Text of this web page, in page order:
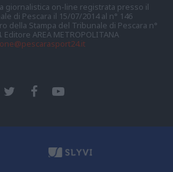
giornalistica on-line registrata presso il
di Pescara il 15/07/2014 al n° 146
della Stampa del Tribunale di Pescara n°
Editore AREA METROPOLITANA